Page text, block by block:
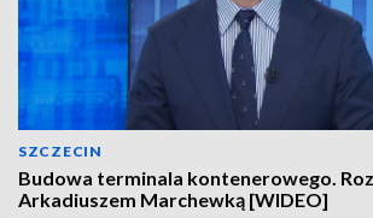
SZCZECIN
Budowa terminala kontenerowego.
Arkadiuszem Marchewką [WIDEO]